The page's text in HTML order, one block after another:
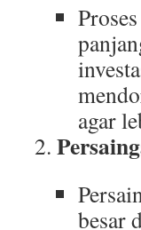
agar
besar